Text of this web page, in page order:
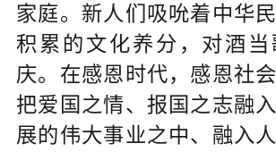
家庭。新人们吸吮着中华
积累的文化养分，对酒当
庆。在感恩时代，感恩社会
把爱国之情、报国之志融
展的伟大事业之中、融入